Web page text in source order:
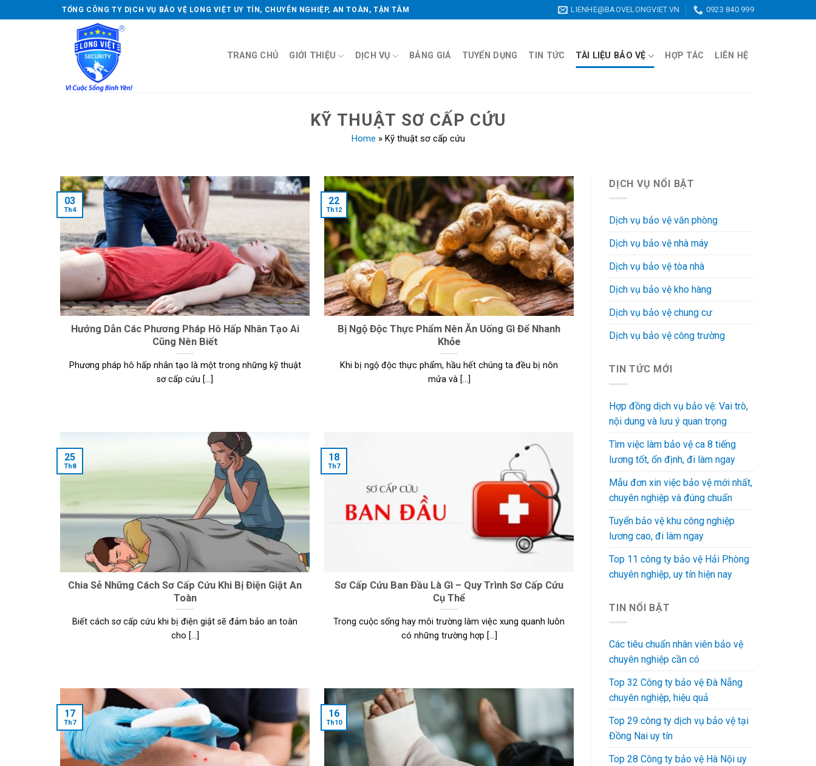
to
TỔNG CÔNG TY DỊCH VỤ BẢO VỆ LONG VIỆT UY TÍN, CHUYÊN NGHIỆP, AN TOÀN, TẬN TÂM LIENHE@BAOVELONGVIET.VN 0923 840 999
TRANG CHỦ GIỚI THIỆU DỊCH VỤ BẢNG GIÁ TUYỂN DỤNG TIN TỨC TÀI LIỆU BẢO VỆ HỢP TÁC LIÊN HỆ
KỸ THUẬT SƠ CẤP CỨU
Home » Kỹ thuật sơ cấp cứu
Hướng Dẫn Các Phương Pháp Hô Hấp Nhân Tạo Ai
Cũng Nên Biết
Phương pháp hô hấp nhân tạo là một trong những kỹ thuật
sơ cấp cứu [...]
03
Th4
Bị Ngộ Độc Thực Phẩm Nên Ăn Uống Gì Để Nhanh
Khỏe
Khi bị ngộ độc thực phẩm, hầu hết chúng ta đều bị nôn
mửa và [...]
22
Th12
Chia Sẻ Những Cách Sơ Cấp Cứu Khi Bị Điện Giật An
Toàn
Biết cách sơ cấp cứu khi bị điện giật sẽ đảm bảo an toàn
cho [...]
25
Th8
Sơ Cấp Cứu Ban Đầu Là Gì – Quy Trình Sơ Cấp Cứu
Cụ Thể
Trong cuộc sống hay môi trường làm việc xung quanh luôn
có những trường hợp [...]
18
Th7
17
Th7
16
Th10
DỊCH VỤ NỔI BẬT
Dịch vụ bảo vệ văn phòng
Dịch vụ bảo vệ nhà máy
Dịch vụ bảo vệ tòa nhà
Dịch vụ bảo vệ kho hàng
Dịch vụ bảo vệ chung cư
Dịch vụ bảo vệ công trường
TIN TỨC MỚI
Hợp đồng dịch vụ bảo vệ: Vai trò,
nội dung và lưu ý quan trọng
Tìm việc làm bảo vệ ca 8 tiếng
lương tốt, ổn định, đi làm ngay
Mẫu đơn xin việc bảo vệ mới nhất,
chuyên nghiệp và đúng chuẩn
Tuyển bảo vệ khu công nghiệp
lương cao, đi làm ngay
Top 11 công ty bảo vệ Hải Phòng
chuyên nghiệp, uy tín hiện nay
TIN NỔI BẬT
Các tiêu chuẩn nhân viên bảo vệ
chuyên nghiệp cần có
Top 32 Công ty bảo vệ Đà Nẵng
chuyên nghiệp, hiệu quả
Top 29 công ty dịch vụ bảo vệ tại
Đồng Nai uy tín
Top 28 Công ty bảo vệ Hà Nội uy